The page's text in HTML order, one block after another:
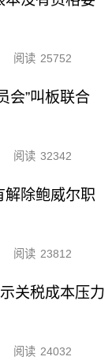
阅读 25752
会”叫板联合
阅读 32342
解除鲍威尔职
阅读 23812
关税成本压力
阅读 24032